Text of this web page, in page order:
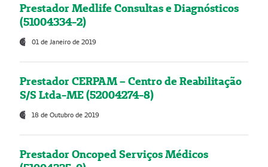
Prestador Medlife Consultas e Diagnósticos
(51004334-2)
01 de Janeiro de 2019
Prestador CERPAM – Centro de Reabilitação
S/S Ltda-ME (52004274-8)
18 de Outubro de 2019
Prestador Oncoped Serviços Médicos